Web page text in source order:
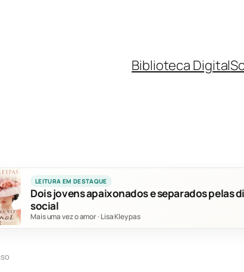
Biblioteca Digital
LEITURA EM DESTAQUE
Dois jovens apaixonados e separados pelas
social
Mais uma vez o amor · Lisa Kleypas